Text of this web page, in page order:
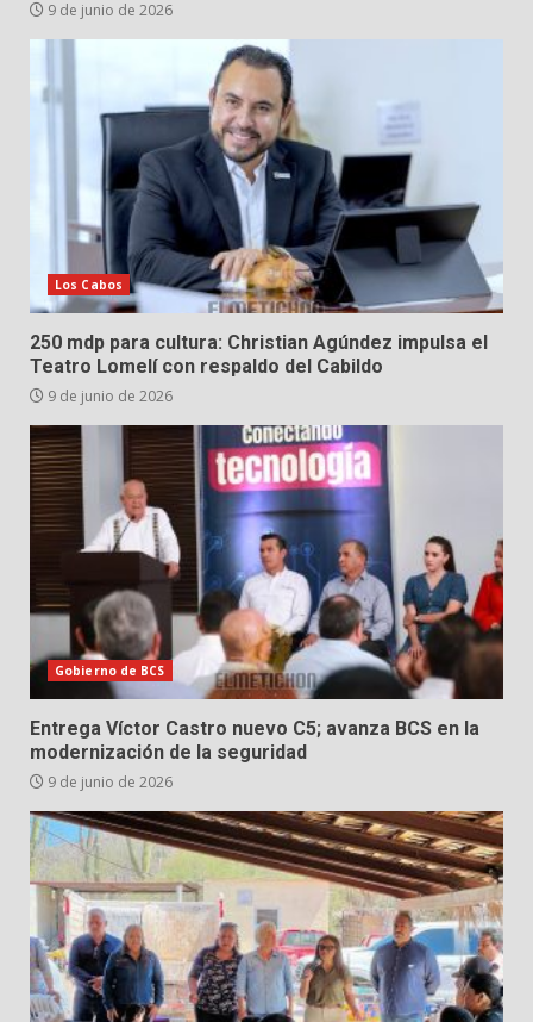
9 de junio de 2026
Los Cabos
250 mdp para cultura: Christian Agúndez impulsa el
Teatro Lomelí con respaldo del Cabildo
9 de junio de 2026
Gobierno de BCS
Entrega Víctor Castro nuevo C5; avanza BCS en la
modernización de la seguridad
9 de junio de 2026